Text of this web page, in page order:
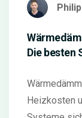
Die besten
Heizkosten